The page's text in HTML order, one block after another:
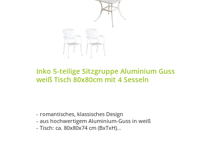
Inko 5-teilige Sitzgruppe Aluminium Guss
weiß Tisch 80x80cm mit 4 Sesseln
- romantisches, klassisches Design
- aus hochwertigem Aluminium-Guss in weiß
- Tisch: ca. 80x80x74 cm (BxTxH)